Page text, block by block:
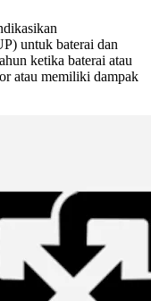
untuk baterai dan
ketika baterai atau
atau memiliki dampak